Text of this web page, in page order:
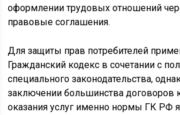
оформлении трудовых отношений
правовые соглашения.
Для защиты прав потребителей
Гражданский кодекс в сочетании с
специального законодательства,
заключении большинства договоров
оказания услуг именно нормы ГК РФ